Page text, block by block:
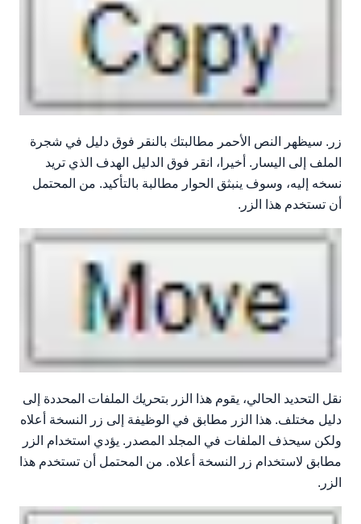
زر. سيظهر النص الأحمر مطالبتك بالنقر فوق دليل في شجرة
الملف إلى اليسار. أخيرا، انقر فوق الدليل الهدف الذي تريد
نسخه إليه، وسوف ينبثق الحوار مطالبة بالتأكيد. من المحتمل
أن تستخدم هذا الزر.
نقل التحديد الحالي، يقوم هذا الزر بتحريك الملفات المحددة إلى
دليل مختلف. هذا الزر مطابق في الوظيفة إلى زر النسخة أعلاه
ولكن سيحذف الملفات في المجلد المصدر. يؤدي استخدام الزر
مطابق لاستخدام زر النسخة أعلاه. من المحتمل أن تستخدم هذا
الزر.